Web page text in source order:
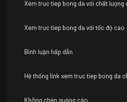
Xem truc tiep bong da với chất lượng
Xem truc tiep bong da với tốc độ cao
Bình luận hấp dẫn
Hệ thống link xem truc tiep bong da
Không chèn quảng cáo